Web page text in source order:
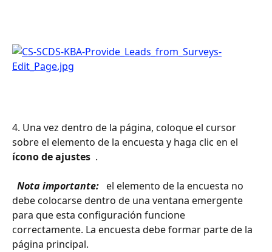
4. Una vez dentro de la página, coloque el cursor
sobre el elemento de la encuesta y haga clic en el
ícono de ajustes .
Nota importante: el elemento de la encuesta no
debe colocarse dentro de una ventana emergente
para que esta configuración funcione
correctamente. La encuesta debe formar parte de la
página principal.